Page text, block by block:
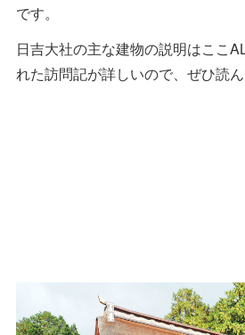
です。
日吉大社の主な建物の説明はここ
れた訪問記が詳しいので、ぜひ読ん